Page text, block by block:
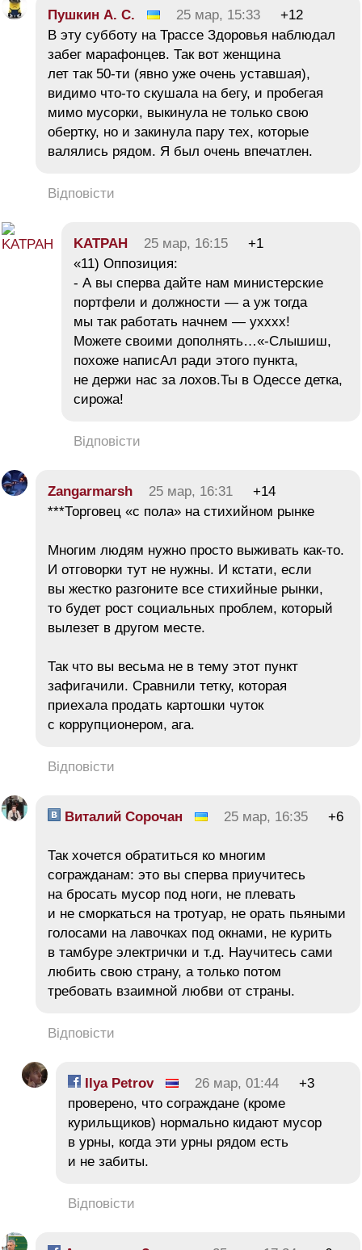
Пушкин А. С. 25 мар, 15:33
+12
В эту субботу на Трассе Здоровья наблюдал
забег марафонцев. Так вот женщина
лет так 50-ти (явно уже очень уставшая),
видимо что-то скушала на бегу, и пробегая
мимо мусорки, выкинула не только свою
обертку, но и закинула пару тех, которые
валялись рядом. Я был очень впечатлен.
Відповісти
KATPAH 25 мар, 16:15
+1
«11) Оппозиция:
- А вы сперва дайте нам министерские
портфели и должности — а уж тогда
мы так работать начнем — ухххх!
Можете своими дополнять…«-Слышиш,
похоже написАл ради этого пункта,
не держи нас за лохов.Ты в Одессе детка,
сирожа!
Відповісти
Zangarmarsh 25 мар, 16:31
+14
***Торговец «с пола» на стихийном рынке
Многим людям нужно просто выживать как-то.
И отговорки тут не нужны. И кстати, если
вы жестко разгоните все стихийные рынки,
то будет рост социальных проблем, который
вылезет в другом месте.
Так что вы весьма не в тему этот пункт
зафигачили. Сравнили тетку, которая
приехала продать картошки чуток
с коррупционером, ага.
Відповісти
Виталий Сорочан 25 мар, 16:35 +6
Так хочется обратиться ко многим
согражданам: это вы сперва приучитесь
на бросать мусор под ноги, не плевать
и не сморкаться на тротуар, не орать пьяными
голосами на лавочках под окнами, не курить
в тамбуре электрички и т.д. Научитесь сами
любить свою страну, а только потом
требовать взаимной любви от страны.
Відповісти
Ilya Petrov 26 мар, 01:44
+3
проверено, что сограждане (кроме
курильщиков) нормально кидают мусор
в урны, когда эти урны рядом есть
и не забиты.
Відповісти